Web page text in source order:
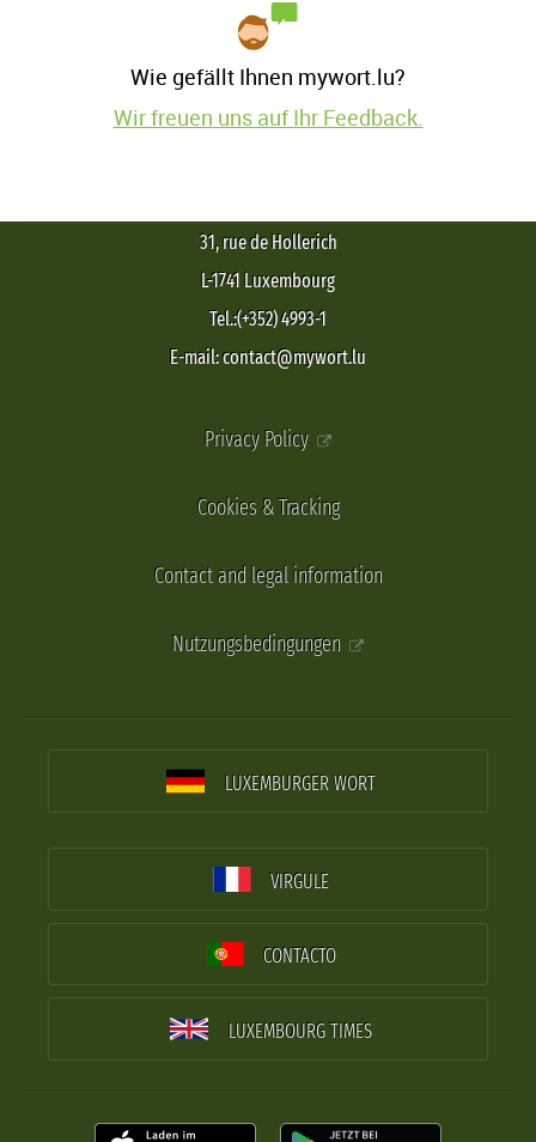
Wie gefällt Ihnen mywort.lu?
Wir freuen uns auf Ihr Feedback.
31, rue de Hollerich
L-1741 Luxembourg
Tel.:(+352) 4993-1
E-mail: contact@mywort.lu
Privacy Policy
Cookies & Tracking
Contact and legal information
Nutzungsbedingungen
LUXEMBURGER WORT
VIRGULE
CONTACTO
LUXEMBOURG TIMES